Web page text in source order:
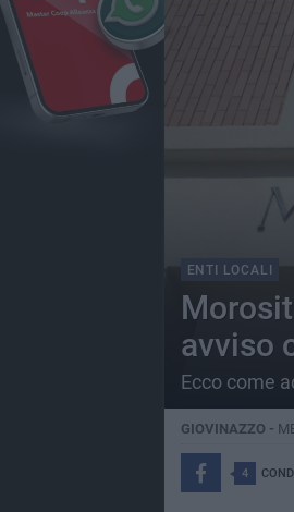
ENTI LOCALI
avviso
Ecco come
GIOVINAZZO -
4